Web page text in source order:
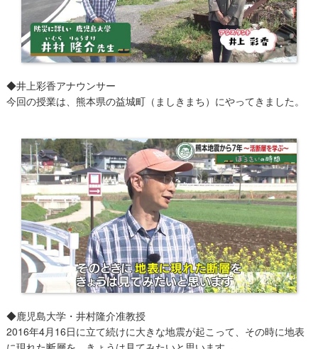
◆井上彩香アナウンサー
今回の授業は、熊本県の益城町（ましきまち）にやってきました。
◆鹿児島大学・井村隆介准教授
2016年4月16日に立て続けに大きな地震が起こって、その時に地表